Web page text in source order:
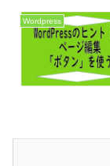
Wordpress